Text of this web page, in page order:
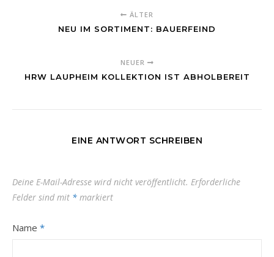
ÄLTER
NEU IM SORTIMENT: BAUERFEIND
NEUER
HRW LAUPHEIM KOLLEKTION IST ABHOLBEREIT
EINE ANTWORT SCHREIBEN
Deine E-Mail-Adresse wird nicht veröffentlicht. Erforderliche
Felder sind mit * markiert
Name *